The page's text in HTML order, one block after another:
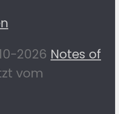
2026 Notes of
vom